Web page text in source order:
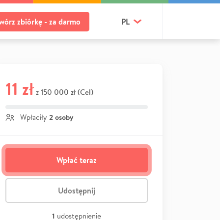
zbiórkę - za darmo PL
11 zł z 150 000 zł (Cel)
Wpłaciły 2 osoby
Wpłać teraz
Udostępnij
1 udostępnienie